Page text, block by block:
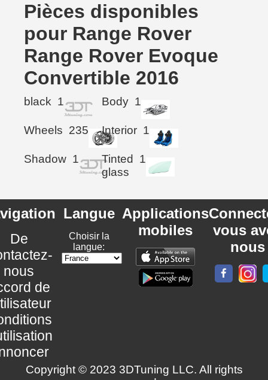
Pièces disponibles
pour Range Rover
Range Rover Evoque
Convertible 2016
black 1 Body 1
Wheels 235 Interior 1
Shadow 1
Tinted
glass
1
De
nous
de
Langue
Choisir la
langue:
Applications
mobiles
vous
nous
Copyright © 2023 3DTuning LLC. All rights